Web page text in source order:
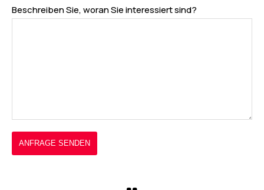
Beschreiben Sie, woran Sie interessiert sind?